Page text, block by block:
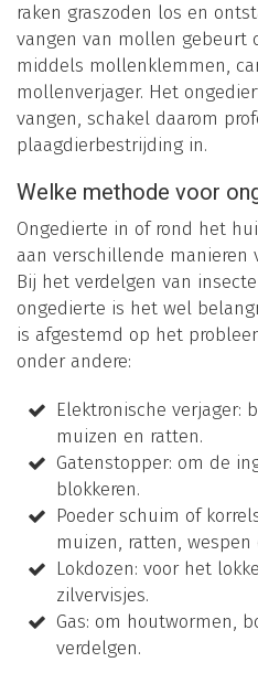
raken graszoden los en
vangen van mollen gebeurt
middels mollenklemmen,
mollenverjager. Het
vangen, schakel daarom
plaagdierbestrijding in.
Welke methode voor
Ongedierte in of rond het
aan verschillende manieren
Bij het verdelgen van
ongedierte is het wel
is afgestemd op het
onder andere:
Elektronische verjager:
muizen en ratten.
Gatenstopper: om de
blokkeren.
Poeder schuim of
muizen, ratten,
Lokdozen: voor het
zilvervisjes.
Gas: om houtwormen,
verdelgen.